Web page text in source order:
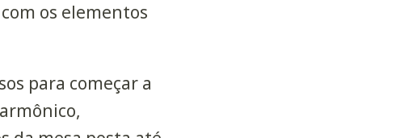
os elementos
para começar a